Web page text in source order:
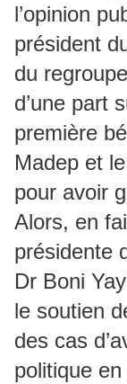
l’opinion
président
du
d’une part
première
Madep et
pour avoir
Alors, en
présidente
Dr Boni
le soutien
des cas
politique